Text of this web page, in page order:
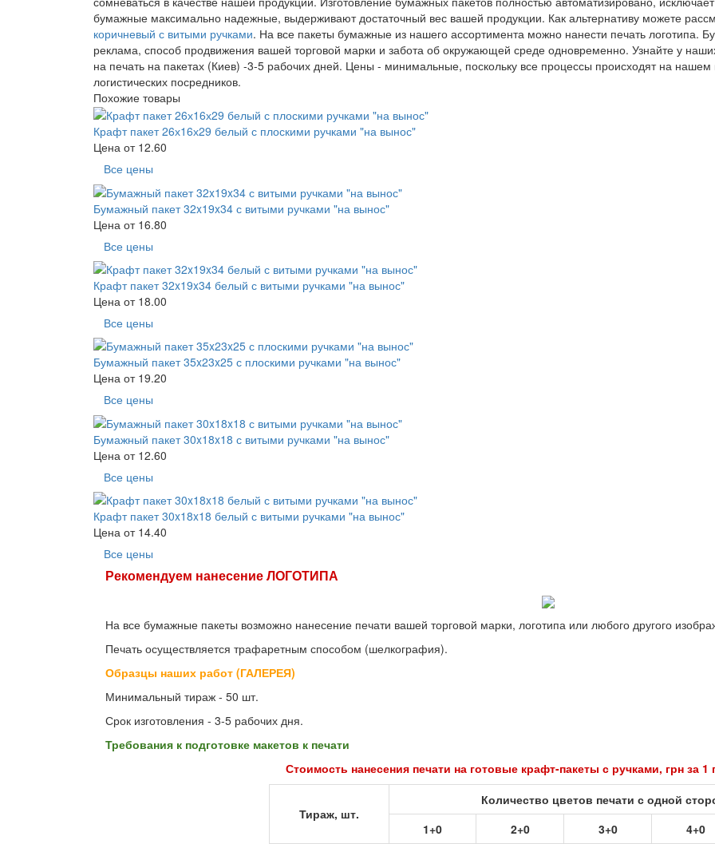
бумажные максимально надежные, выдерживают достаточный вес вашей продукции. Как альтернативу можете
коричневый с витыми ручками. На все пакеты бумажные из нашего ассортимента можно нанести печать логотипа.
реклама, способ продвижения вашей торговой марки и забота об окружающей среде одновременно. Узнайте у
на печать на пакетах (Киев) -3-5 рабочих дней. Цены - минимальные, поскольку все процессы происходят на нашем
логистических посредников.
Похожие товары
Крафт пакет 26х16х29 белый с плоскими ручками "на вынос"
Цена от 12.60
Все цены
Бумажный пакет 32x19x34 с витыми ручками "на вынос"
Цена от 16.80
Все цены
Крафт пакет 32x19x34 белый с витыми ручками "на вынос"
Цена от 18.00
Все цены
Бумажный пакет 35x23x25 с плоскими ручками "на вынос"
Цена от 19.20
Все цены
Бумажный пакет 30x18x18 с витыми ручками "на вынос"
Цена от 12.60
Все цены
Крафт пакет 30x18x18 белый с витыми ручками "на вынос"
Цена от 14.40
Все цены
Рекомендуем нанесение ЛОГОТИПА
На все бумажные пакеты возможно нанесение печати вашей торговой марки, логотипа или любого другого
Печать осуществляется трафаретным способом (шелкография).
Образцы наших работ (ГАЛЕРЕЯ)
Минимальный тираж - 50 шт.
Срок изготовления - 3-5 рабочих дня.
Требования к подготовке макетов к печати
Стоимость нанесения печати на готовые крафт-пакеты с ручками, грн за 1
Тираж, шт.
Количество цветов печати с одной
1+0
2+0 3+0 4+0